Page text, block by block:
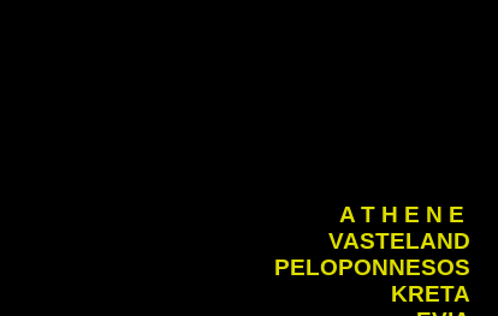
A T H E N E
VASTELAND
PELOPONNESOS
KRETA